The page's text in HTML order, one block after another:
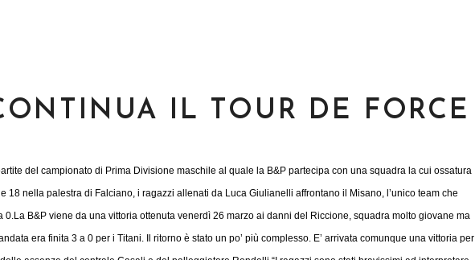
IL TOUR DE FORCE
del campionato di Prima Divisione maschile al quale la B&P partecipa con una squadra la cui ossatura
18 nella palestra di Falciano, i ragazzi allenati da Luca Giulianelli affrontano il Misano, l’unico team che
0.La B&P viene da una vittoria ottenuta venerdì 26 marzo ai danni del Riccione, squadra molto giovane ma
era finita 3 a 0 per i Titani. Il ritorno è stato un po’ più complesso. E’ arrivata comunque una vittoria per